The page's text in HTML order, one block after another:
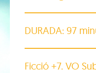
DURADA: 97
Ficció +7. VO